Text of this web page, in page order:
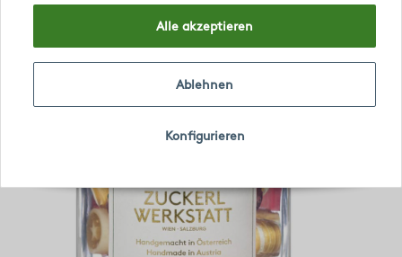
Alle akzeptieren
Konfigurieren
Ablehnen